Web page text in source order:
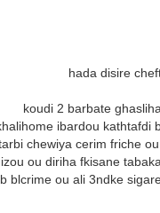
hada disire
koudi 2 barbate
ibardou kathtafdi
chewiya cerim friche
ou diriha fkisane
blcrime ou ali 3ndke